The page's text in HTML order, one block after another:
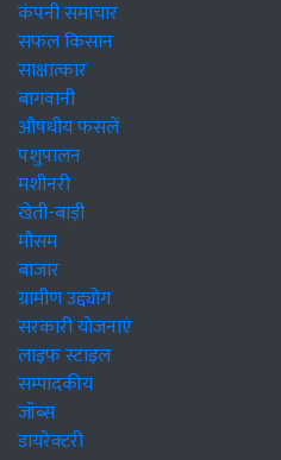
कंपनी समाचार
सफल किसान
साक्षात्कार
बागवानी
औषधीय फसलें
पशुपालन
मशीनरी
खेती-बाड़ी
मौसम
बाजार
ग्रामीण उद्द्योग
सरकारी योजनाएं
लाइफ स्टाइल
सम्पादकीय
जॉब्स
डायरेक्टरी